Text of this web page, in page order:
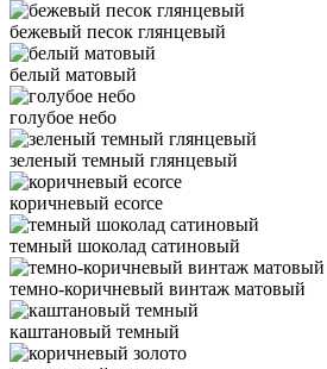
бежевый песок глянцевый
белый матовый
голубое небо
зеленый темный глянцевый
коричневый ecorce
темный шоколад сатиновый
темно-коричневый винтаж матовый
каштановый темный